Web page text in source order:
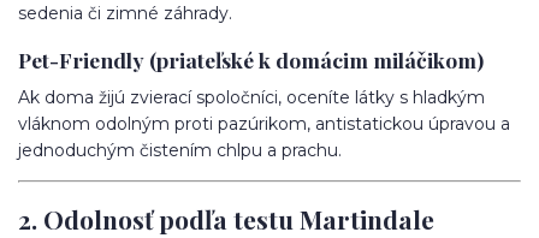
sedenia či zimné záhrady.
Pet-Friendly (priateľské k domácim miláčikom)
Ak doma žijú zvierací spoločníci, oceníte látky s hladkým
vláknom odolným proti pazúrikom, antistatickou úpravou a
jednoduchým čistením chlpu a prachu.
2. Odolnosť podľa testu Martindale